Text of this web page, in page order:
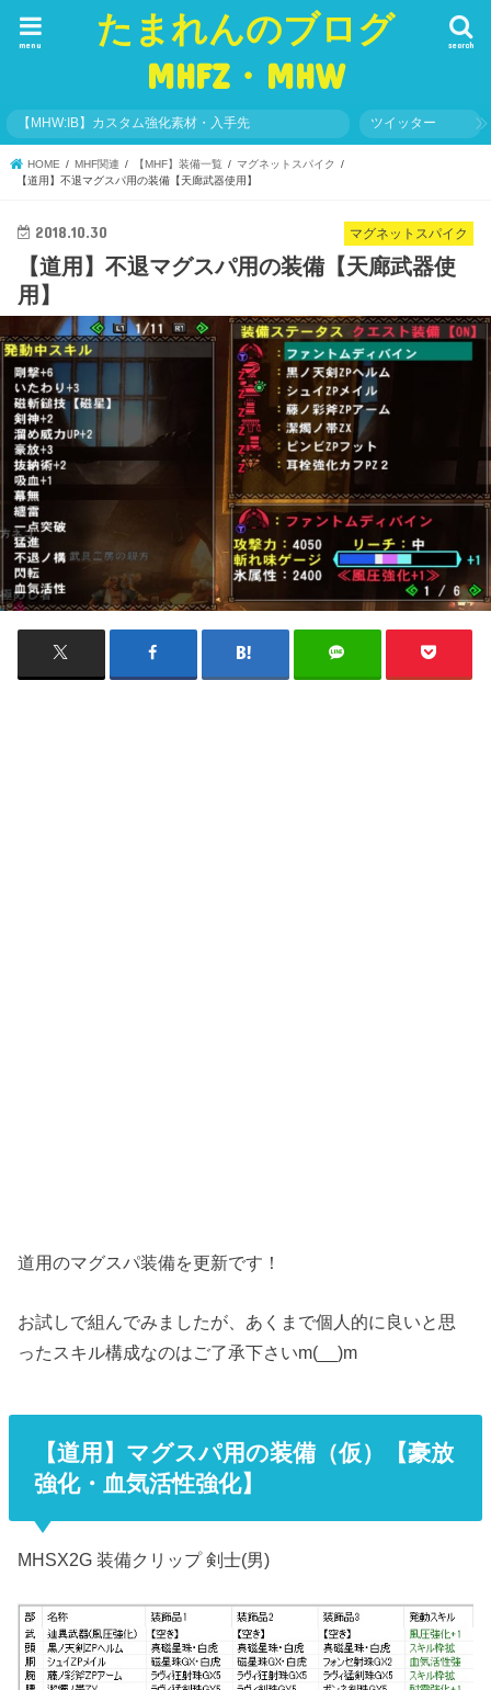
たまれんのブログ
MHFZ・MHW
search
menu
【MHW:IB】カスタム強化素材・入手先 ツイッター
HOME MHF関連 【MHF】装備一覧
マグネットスパイク
【道用】不退マグスパ用の装備【天廊武器使用】
マグネットスパイク
2018.10.30
【道用】不退マグスパ用の装備【天廊武器使
用】
道用のマグスパ装備を更新です！
お試しで組んでみましたが、あくまで個人的に良いと思
ったスキル構成なのはご了承下さいm(__)m
【道用】マグスパ用の装備（仮）【豪放
強化・血気活性強化】
MHSX2G 装備クリップ 剣士(男)